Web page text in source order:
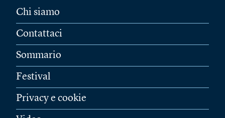
Chi siamo
Contattaci
Sommario
Festival
Privacy e cookie